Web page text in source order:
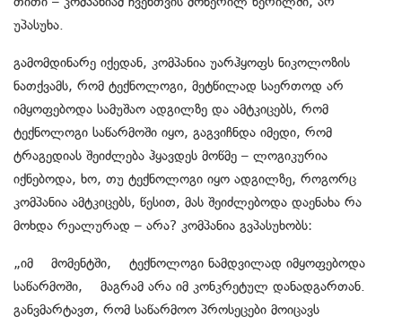
უპასუხა.
გამომდინარე იქედან, კომპანია უარჰყოფს ნიკოლოზის
ნათქვამს, რომ ტექნოლოგი, მეტწილად საერთოდ არ
იმყოფებოდა სამუშაო ადგილზე და ამტკიცებს, რომ
ტექნოლოგი საწარმოში იყო, გაგვიჩნდა იმედი, რომ
ტრაგედიას შეიძლება ჰყავდეს მოწმე – ლოგიკურია
იქნებოდა, ხო, თუ ტექნოლოგი იყო ადგილზე, როგორც
კომპანია ამტკიცებს, წესით, მას შეიძლებოდა დაენახა რა
მოხდა რეალურად – არა? კომპანია გვპასუხობს:
„იმ მომენტში, ტექნოლოგი ნამდვილად იმყოფებოდა
საწარმოში, მაგრამ არა იმ კონკრეტულ დანადგართან.
განვმარტავთ, რომ საწარმოო პროსეცები მოიცავს